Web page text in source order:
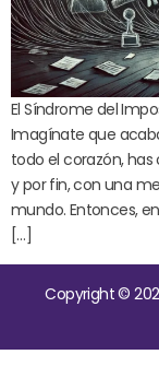
El Síndrome del
Imagínate que
todo el corazón,
y por fin, con una
mundo. Entonces,
[…]
Copyright ©